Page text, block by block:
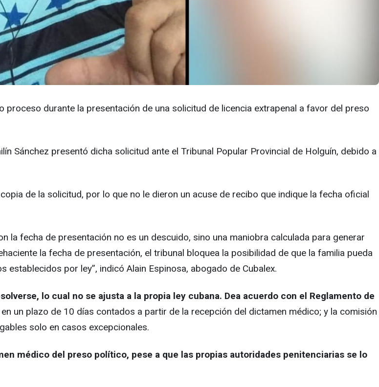
proceso durante la presentación de una solicitud de licencia extrapenal a favor del preso
Sánchez presentó dicha solicitud ante el Tribunal Popular Provincial de Holguín, debido a
de la solicitud, por lo que no le dieron un acuse de recibo que indique la fecha oficial
la fecha de presentación no es un descuido, sino una maniobra calculada para generar
la fecha de presentación, el tribunal bloquea la posibilidad de que la familia pueda
por ley”, indicó Alain Espinosa, abogado de Cubalex.
lo cual no se ajusta a la propia ley cubana. Dea acuerdo con el Reglamento de
un plazo de 10 días contados a partir de la recepción del dictamen médico; y la comisión
solo en casos excepcionales.
médico del preso político, pese a que las propias autoridades penitenciarias se lo